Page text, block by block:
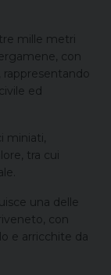
mille metri
con
ed
miniati,
tra cui
una delle
con
e arricchite da